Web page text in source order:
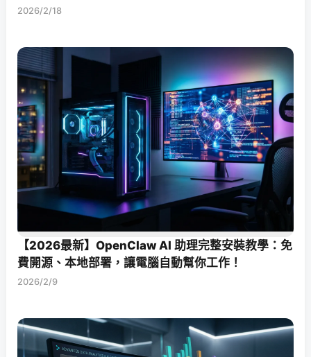
2026/2/18
【2026最新】OpenClaw AI 助理完整安裝教學：免
費開源、本地部署，讓電腦自動幫你工作！
2026/2/9